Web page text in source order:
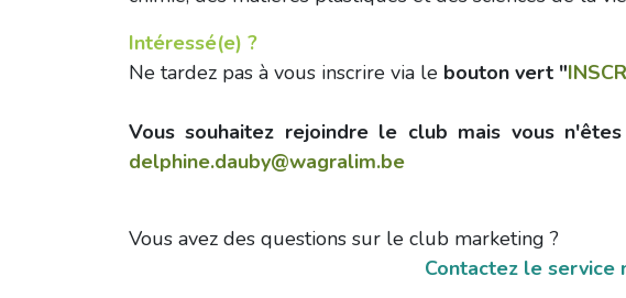
Intéressé(e) ?
Ne tardez pas à vous inscrire via le bouton vert "
Vous souhaitez rejoindre le club mais vous
delphine.dauby@wagralim.be
Vous avez des questions sur le club marketing ?
Contactez le service